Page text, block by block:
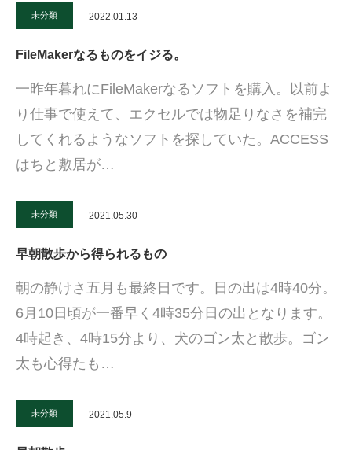
未分類 2022.01.13
FileMakerなるものをイジる。
一昨年暮れにFileMakerなるソフトを購入。以前よ
り仕事で使えて、エクセルでは物足りなさを補完
してくれるようなソフトを探していた。ACCESS
はちと敷居が…
未分類 2021.05.30
早朝散歩から得られるもの
朝の静けさ五月も最終日です。日の出は4時40分。
6月10日頃が一番早く4時35分日の出となります。
4時起き、4時15分より、犬のゴン太と散歩。ゴン
太も心得たも…
未分類 2021.05.9